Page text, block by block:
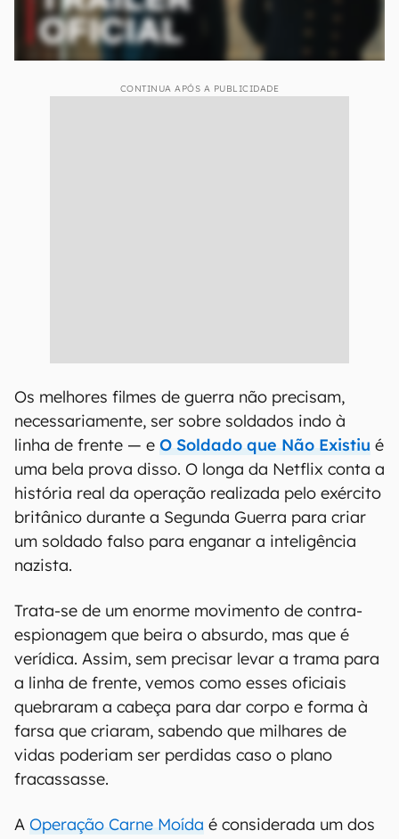
CONTINUA APÓS A PUBLICIDADE
Os melhores filmes de guerra não precisam,
necessariamente, ser sobre soldados indo à
linha de frente — e O Soldado que Não Existiu é
uma bela prova disso. O longa da Netflix conta a
história real da operação realizada pelo exército
britânico durante a Segunda Guerra para criar
um soldado falso para enganar a inteligência
nazista.
Trata-se de um enorme movimento de contra-
espionagem que beira o absurdo, mas que é
verídica. Assim, sem precisar levar a trama para
a linha de frente, vemos como esses oficiais
quebraram a cabeça para dar corpo e forma à
farsa que criaram, sabendo que milhares de
vidas poderiam ser perdidas caso o plano
fracassasse.
A Operação Carne Moída é considerada um dos